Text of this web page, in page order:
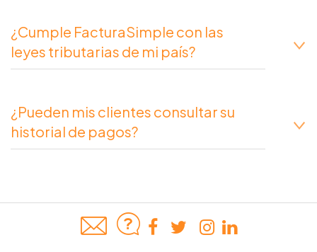
¿Cumple FacturaSimple con las
leyes tributarias de mi país?
¿Pueden mis clientes consultar su
historial de pagos?